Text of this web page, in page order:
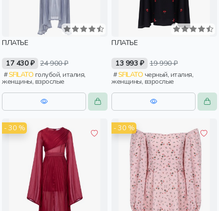
ПЛАТЬЕ
17 430 ₽ 24 900 ₽
SFILATO
женщины, взрослые
ПЛАТЬЕ
13 993 ₽ 19 990 ₽
SFILATO
женщины, взрослые
- 30 % - 30 %